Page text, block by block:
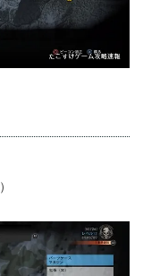
）